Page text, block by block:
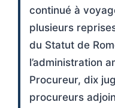
continué à
plusieurs
du Statut de
l’administration
Procureur, dix
procureurs